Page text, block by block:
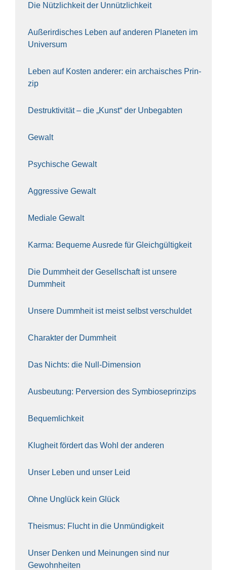
Die Nütz­lich­keit der Unnütz­lich­keit
Außer­ir­di­sches Leben auf ande­ren Pla­ne­ten im
Uni­ver­sum
Leben auf Kos­ten ande­rer: ein archai­sches Prin­
zip
Destruk­ti­vi­tät – die „Kunst“ der Unbe­gab­ten
Gewalt
Psy­chi­sche Gewalt
Aggres­si­ve Gewalt
Media­le Gewalt
Kar­ma: Beque­me Aus­re­de für Gleich­gül­tig­keit
Die Dumm­heit der Gesell­schaft ist unse­re
Dumm­heit
Unse­re Dumm­heit ist meist selbst ver­schul­det
Cha­rak­ter der Dumm­heit
Das Nichts: die Null-Dimen­si­on
Aus­beu­tung: Per­ver­si­on des Sym­bio­se­prin­zips
Bequem­lich­keit
Klug­heit för­dert das Wohl der ande­ren
Unser Leben und unser Leid
Ohne Unglück kein Glück
The­is­mus: Flucht in die Unmün­dig­keit
Unser Den­ken und Mei­nun­gen sind nur
Gewohn­hei­ten